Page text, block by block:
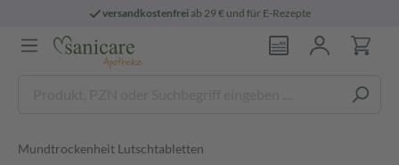
versandkostenfreiab 29 € und für E-Rezepte
Mundtrockenheit Lutschtabletten